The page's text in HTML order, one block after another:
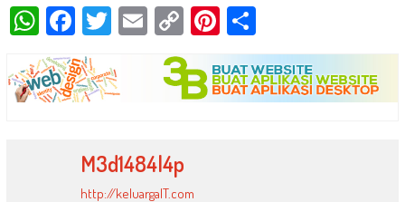
WhatsApp
Facebook
Twitter
EmailCopy
Link
Pinterest
Share
M3d1484l4p
http://keluargaIT.com